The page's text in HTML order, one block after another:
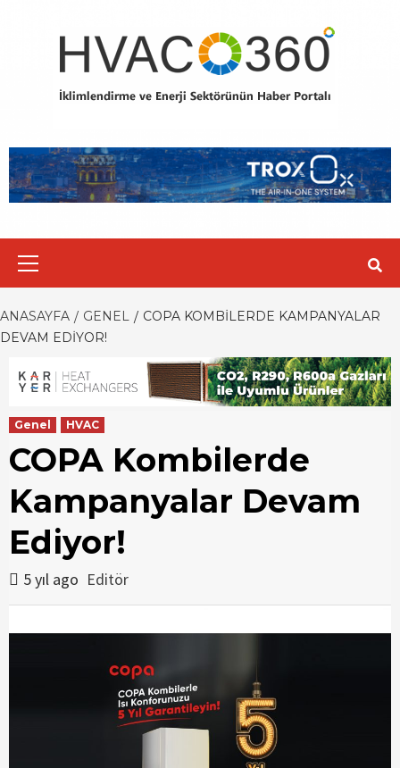
ANASAYFA GENEL
COPA KOMBILERDE KAMPANYALAR
DEVAM EDIYOR!
Genel HVAC
COPA Kombilerde
Kampanyalar Devam
Ediyor!
5 yıl ago Editör